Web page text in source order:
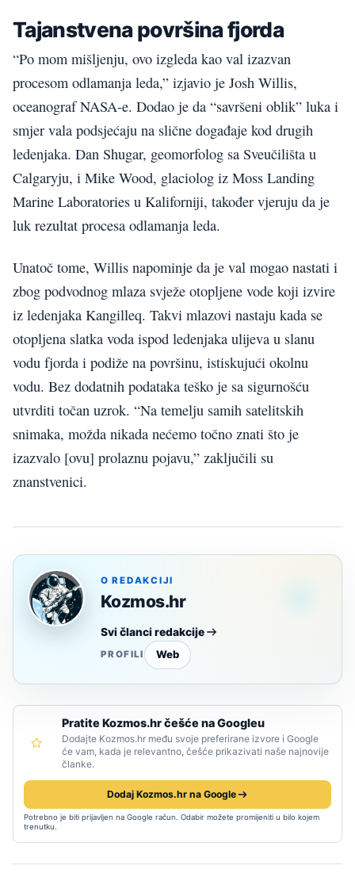
Tajanstvena površina fjorda
“Po mom mišljenju, ovo izgleda kao val izazvan
procesom odlamanja leda,” izjavio je Josh Willis,
oceanograf NASA-e. Dodao je da “savršeni oblik” luka i
smjer vala podsjećaju na slične događaje kod drugih
ledenjaka. Dan Shugar, geomorfolog sa Sveučilišta u
Calgaryju, i Mike Wood, glaciolog iz Moss Landing
Marine Laboratories u Kaliforniji, također vjeruju da je
luk rezultat procesa odlamanja leda.
Unatoč tome, Willis napominje da je val mogao nastati i
zbog podvodnog mlaza svježe otopljene vode koji izvire
iz ledenjaka Kangilleq. Takvi mlazovi nastaju kada se
otopljena slatka voda ispod ledenjaka ulijeva u slanu
vodu fjorda i podiže na površinu, istiskujući okolnu
vodu. Bez dodatnih podataka teško je sa sigurnošću
utvrditi točan uzrok. “Na temelju samih satelitskih
snimaka, možda nikada nećemo točno znati što je
izazvalo [ovu] prolaznu pojavu,” zaključili su
znanstvenici.
O REDAKCIJI
Kozmos.hr
Svi članci redakcije
PROFILI Web
Pratite Kozmos.hr češće na Googleu
Dodajte Kozmos.hr među svoje preferirane izvore i Google
će vam, kada je relevantno, češće prikazivati naše najnovije
članke.
Dodaj Kozmos.hr na Google
Potrebno je biti prijavljen na Google račun. Odabir možete promijeniti u bilo kojem
trenutku.